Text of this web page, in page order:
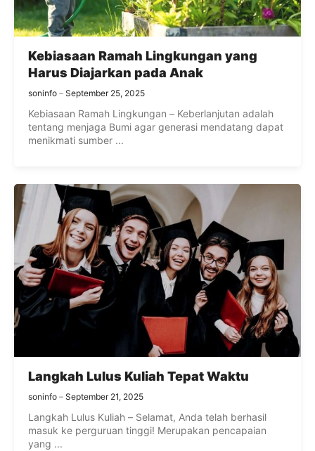
Kebiasaan Ramah Lingkungan yang
Harus Diajarkan pada Anak
soninfo September 25, 2025
Kebiasaan Ramah Lingkungan – Keberlanjutan adalah
tentang menjaga Bumi agar generasi mendatang dapat
menikmati sumber ...
Langkah Lulus Kuliah Tepat Waktu
soninfo September 21, 2025
Langkah Lulus Kuliah – Selamat, Anda telah berhasil
masuk ke perguruan tinggi! Merupakan pencapaian
yang ...